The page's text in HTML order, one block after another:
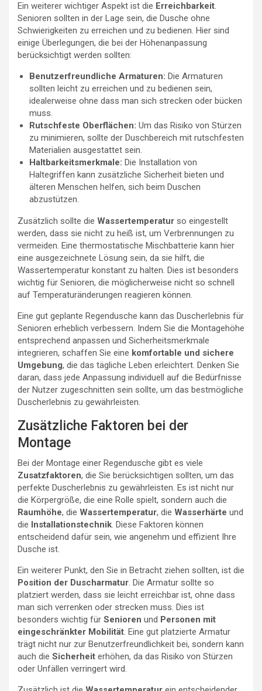
Ein weiterer wichtiger Aspekt ist die Erreichbarkeit.
Senioren sollten in der Lage sein, die Dusche ohne
Schwierigkeiten zu erreichen und zu bedienen. Hier sind
einige Überlegungen, die bei der Höhenanpassung
berücksichtigt werden sollten:
Benutzerfreundliche Armaturen: Die Armaturen
sollten leicht zu erreichen und zu bedienen sein,
idealerweise ohne dass man sich strecken oder bücken
muss.
Rutschfeste Oberflächen: Um das Risiko von Stürzen
zu minimieren, sollte der Duschbereich mit rutschfesten
Materialien ausgestattet sein.
Haltbarkeitsmerkmale: Die Installation von
Haltegriffen kann zusätzliche Sicherheit bieten und
älteren Menschen helfen, sich beim Duschen
abzustützen.
Zusätzlich sollte die Wassertemperatur so eingestellt
werden, dass sie nicht zu heiß ist, um Verbrennungen zu
vermeiden. Eine thermostatische Mischbatterie kann hier
eine ausgezeichnete Lösung sein, da sie hilft, die
Wassertemperatur konstant zu halten. Dies ist besonders
wichtig für Senioren, die möglicherweise nicht so schnell
auf Temperaturänderungen reagieren können.
Eine gut geplante Regendusche kann das Duscherlebnis für
Senioren erheblich verbessern. Indem Sie die Montagehöhe
entsprechend anpassen und Sicherheitsmerkmale
integrieren, schaffen Sie eine komfortable und sichere
Umgebung, die das tägliche Leben erleichtert. Denken Sie
daran, dass jede Anpassung individuell auf die Bedürfnisse
der Nutzer zugeschnitten sein sollte, um das bestmögliche
Duscherlebnis zu gewährleisten.
Zusätzliche Faktoren bei der
Montage
Bei der Montage einer Regendusche gibt es viele
Zusatzfaktoren, die Sie berücksichtigen sollten, um das
perfekte Duscherlebnis zu gewährleisten. Es ist nicht nur
die Körpergröße, die eine Rolle spielt, sondern auch die
Raumhöhe, die Wassertemperatur, die Wasserhärte und
die Installationstechnik. Diese Faktoren können
entscheidend dafür sein, wie angenehm und effizient Ihre
Dusche ist.
Ein weiterer Punkt, den Sie in Betracht ziehen sollten, ist die
Position der Duscharmatur. Die Armatur sollte so
platziert werden, dass sie leicht erreichbar ist, ohne dass
man sich verrenken oder strecken muss. Dies ist
besonders wichtig für Senioren und Personen mit
eingeschränkter Mobilität. Eine gut platzierte Armatur
trägt nicht nur zur Benutzerfreundlichkeit bei, sondern kann
auch die Sicherheit erhöhen, da das Risiko von Stürzen
oder Unfällen verringert wird.